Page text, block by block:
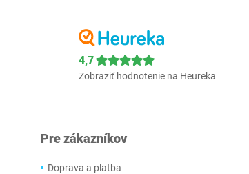
4,7
Zobraziť hodnotenie na Heureka
Pre zákazníkov
Doprava a platba